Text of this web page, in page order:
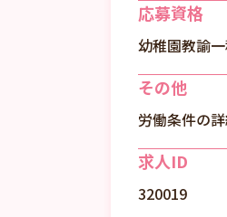
応募資格
幼稚園教諭
その他
労働条件の
求人ID
320019